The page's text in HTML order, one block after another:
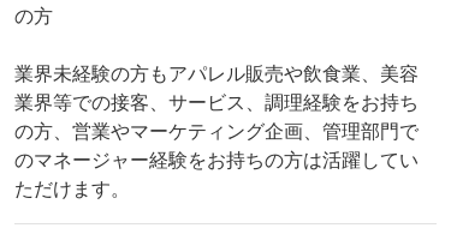
の方
業界未経験の方もアパレル販売や飲食業、美容
業界等での接客、サービス、調理経験をお持ち
の方、営業やマーケティング企画、管理部門で
のマネージャー経験をお持ちの方は活躍してい
ただけます。